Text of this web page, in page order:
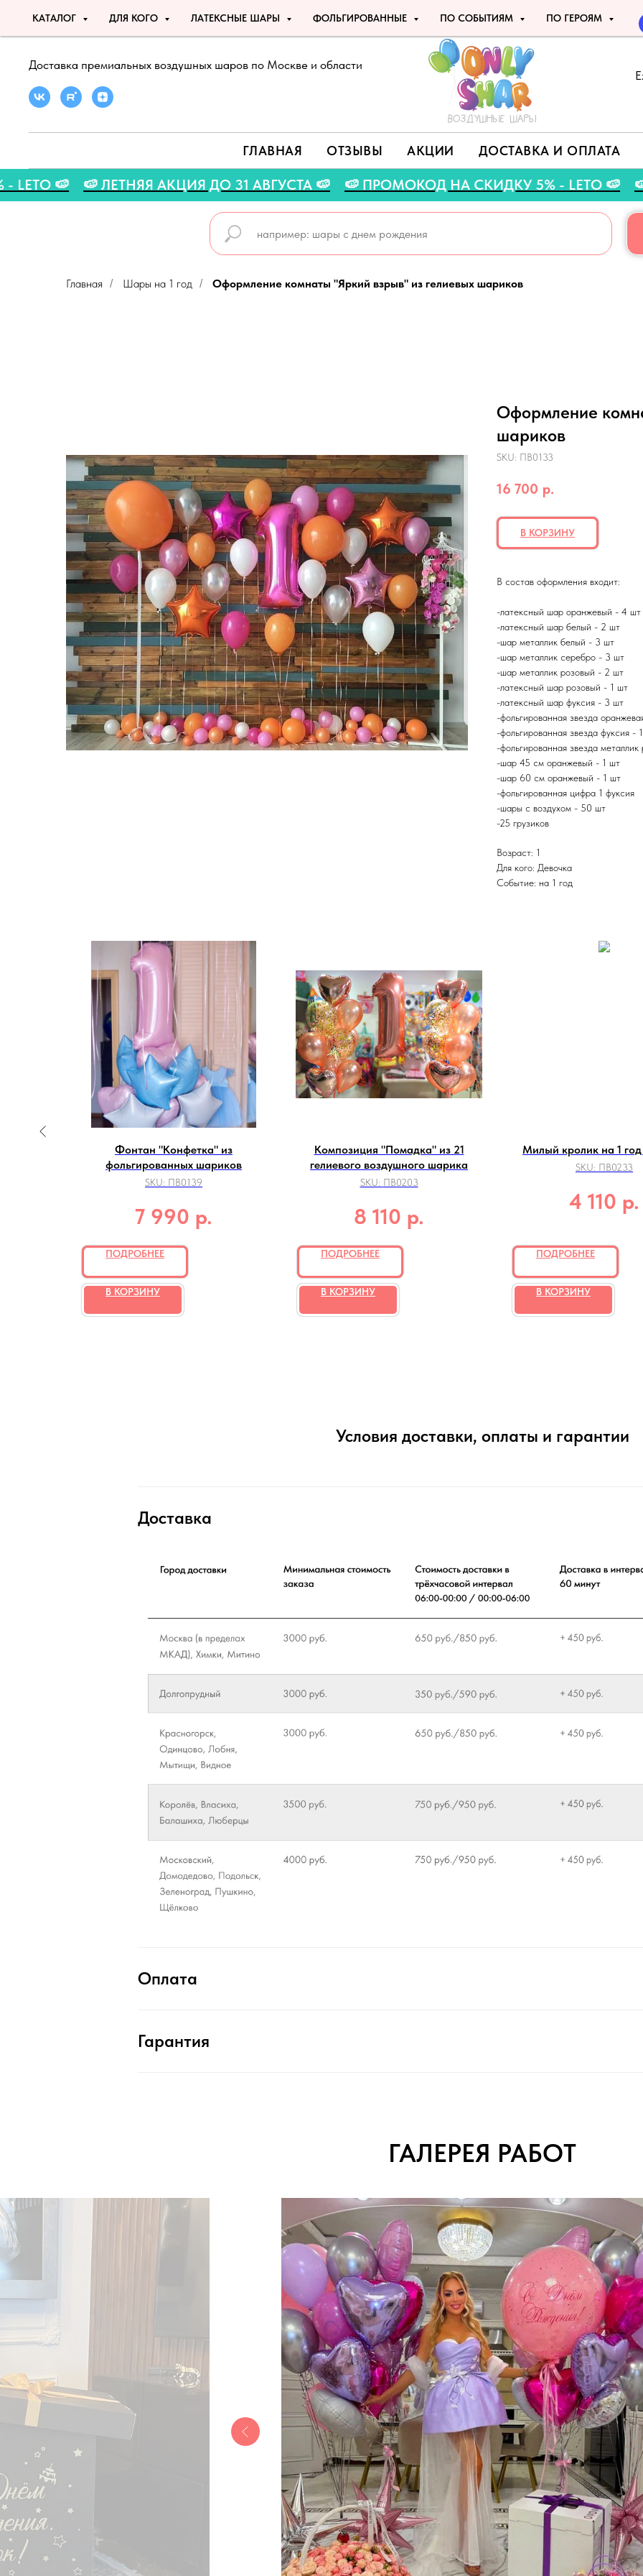
КАТАЛОГ ДЛЯ КОГО ЛАТЕКСНЫЕ ШАРЫ ФОЛЬГИРОВАННЫЕ ПО СОБЫТИЯМ ПО ГЕРОЯМ
Доставка премиальных воздушных шаров по Москве и области
ГЛАВНАЯ ОТЗЫВЫ АКЦИИ ДОСТАВКА И ОПЛАТА
5% - LETO 🍉 🍉 ЛЕТНЯЯ АКЦИЯ ДО 31 АВГУСТА 🍉 🍉 ПРОМОКОД НА СКИДКУ 5% -
Главная / Шары на 1 год / Оформление комнаты "Яркий взрыв" из гелиевых шариков
Оформление
шариков
SKU: ПВ0133
16 700 р.
В КОРЗИНУ
В состав оформления входит:
-латексный шар оранжевый - 4 шт
-латексный шар белый - 2 шт
-шар металлик белый - 3 шт
-шар металлик серебро - 3 шт
-шар металлик розовый - 2 шт
-латексный шар розовый - 1 шт
-латексный шар фуксия - 3 шт
-фольгированная звезда
-фольгированная звезда фуксия -
-фольгированная звезда
-шар 45 см оранжевый - 1 шт
-шар 60 см оранжевый - 1 шт
-фольгированная цифра 1 фуксия
-шары с воздухом - 50 шт
-25 грузиков
Возраст: 1
Для кого: Девочка
Событие: на 1 год
Фонтан "Конфетка" из
фольгированных шариков
SKU: ПВ0139
7 990 р.
ПОДРОБНЕЕ
В КОРЗИНУ
Композиция "Помадка" из 21
гелиевого воздушного шарика
SKU: ПВ0203
8 110 р.
ПОДРОБНЕЕ
В КОРЗИНУ
Милый кролик на 1 год
SKU: ПВ0233
4 110 р.
ПОДРОБНЕЕ
В КОРЗИНУ
Условия доставки, оплаты и гарантии
Доставка
Оплата
Гарантия
ГАЛЕРЕЯ РАБОТ